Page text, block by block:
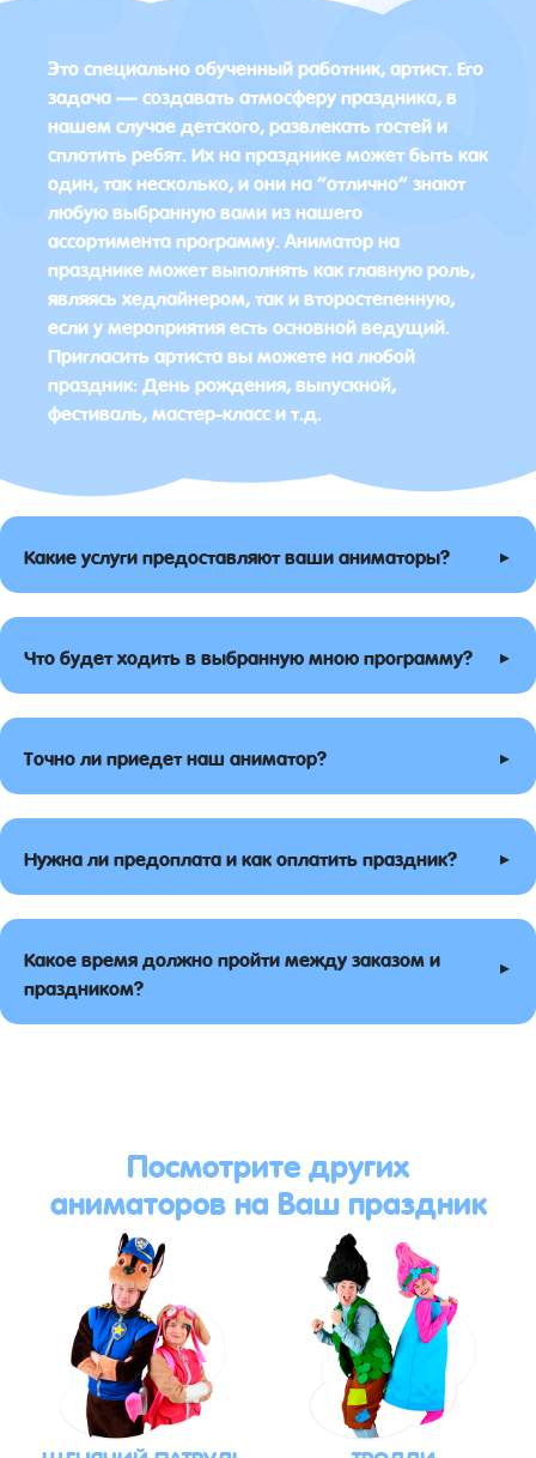
Это специально обученный работник, артист. Его
задача — создавать атмосферу праздника, в
нашем случае детского, развлекать гостей и
сплотить ребят. Их на празднике может быть как
один, так несколько, и они на “отлично” знают
любую выбранную вами из нашего
ассортимента программу. Аниматор на
празднике может выполнять как главную роль,
являясь хедлайнером, так и второстепенную,
если у мероприятия есть основной ведущий.
Пригласить артиста вы можете на любой
праздник: День рождения, выпускной,
фестиваль, мастер-класс и т.д.
Какие услуги предоставляют ваши аниматоры? ▸
Что будет ходить в выбранную мною программу? ▸
Точно ли приедет наш аниматор? ▸
Нужна ли предоплата и как оплатить праздник? ▸
Какое время должно пройти между заказом и
праздником?
▸
Посмотрите других
аниматоров на Ваш праздник